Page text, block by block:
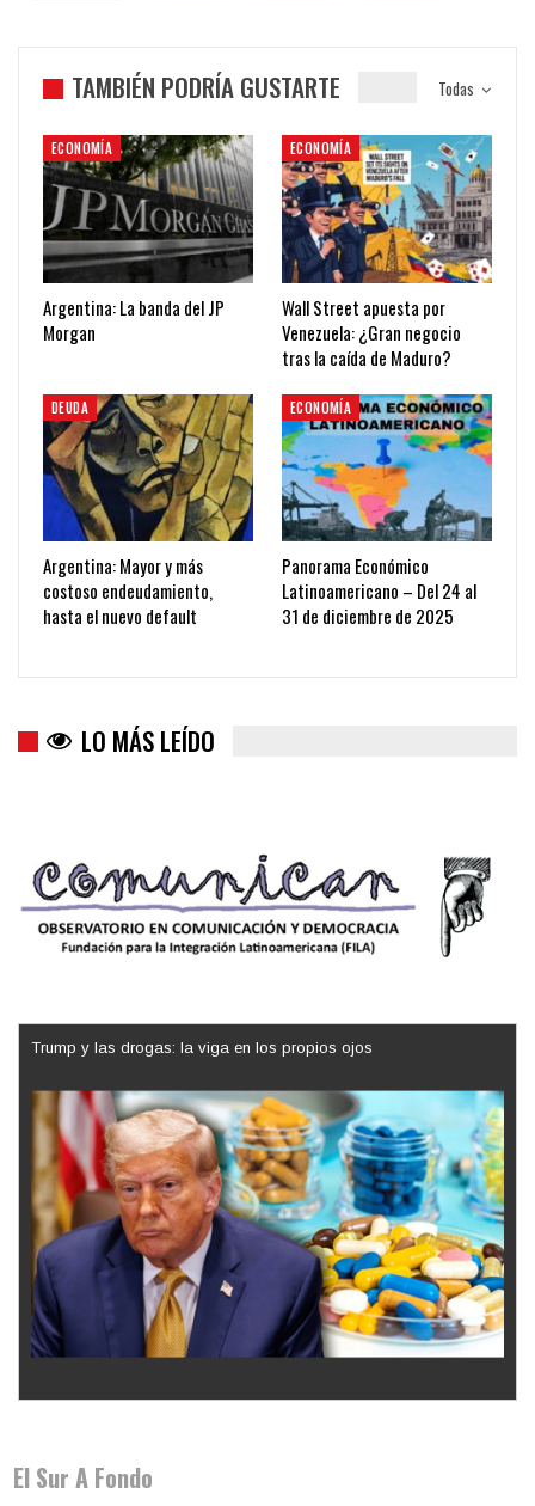
Todas
TAMBIÉN PODRÍA GUSTARTE
ECONOMÍA
Argentina: La banda del JP
Morgan
ECONOMÍA
Wall Street apuesta por
Venezuela: ¿Gran negocio
tras la caída de Maduro?
DEUDA
Argentina: Mayor y más
costoso endeudamiento,
hasta el nuevo default
ECONOMÍA
Panorama Económico
Latinoamericano – Del 24 al
31 de diciembre de 2025
LO MÁS LEÍDO
Trump y las drogas: la viga en los propios ojos
El Sur A Fondo